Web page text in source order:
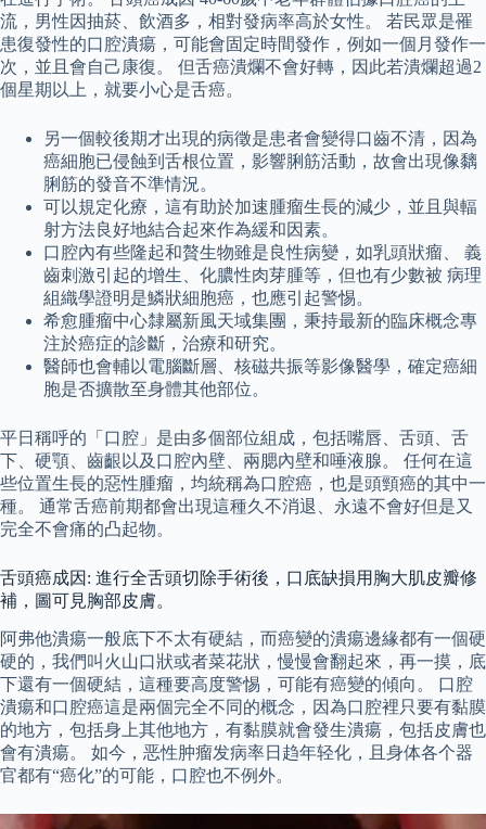
流，男性因抽菸、飲酒多，相對發病率高於女性。 若民眾是罹
患復發性的口腔潰瘍，可能會固定時間發作，例如一個月發作一
次，並且會自己康復。 但舌癌潰爛不會好轉，因此若潰爛超過2
個星期以上，就要小心是舌癌。
另一個較後期才出現的病徵是患者會變得口齒不清，因為
癌細胞已侵蝕到舌根位置，影響脷筋活動，故會出現像黐
脷筋的發音不準情況。
可以規定化療，這有助於加速腫瘤生長的減少，並且與輻
射方法良好地結合起來作為緩和因素。
口腔內有些隆起和贅生物雖是良性病變，如乳頭狀瘤、 義
齒刺激引起的增生、化膿性肉芽腫等，但也有少數被 病理
組織學證明是鱗狀細胞癌，也應引起警惕。
希愈腫瘤中心隸屬新風天域集團，秉持最新的臨床概念專
注於癌症的診斷，治療和研究。
醫師也會輔以電腦斷層、核磁共振等影像醫學，確定癌細
胞是否擴散至身體其他部位。
平日稱呼的「口腔」是由多個部位組成，包括嘴唇、舌頭、舌
下、硬顎、齒齦以及口腔內壁、兩腮內壁和唾液腺。 任何在這
些位置生長的惡性腫瘤，均統稱為口腔癌，也是頭頸癌的其中一
種。 通常舌癌前期都會出現這種久不消退、永遠不會好但是又
完全不會痛的凸起物。
舌頭癌成因: 進行全舌頭切除手術後，口底缺損用胸大肌皮瓣修
補，圖可見胸部皮膚。
阿弗他潰瘍一般底下不太有硬結，而癌變的潰瘍邊緣都有一個硬
硬的，我們叫火山口狀或者菜花狀，慢慢會翻起來，再一摸，底
下還有一個硬結，這種要高度警惕，可能有癌變的傾向。 口腔
潰瘍和口腔癌這是兩個完全不同的概念，因為口腔裡只要有黏膜
的地方，包括身上其他地方，有黏膜就會發生潰瘍，包括皮膚也
會有潰瘍。 如今，恶性肿瘤发病率日趋年轻化，且身体各个器
官都有“癌化”的可能，口腔也不例外。